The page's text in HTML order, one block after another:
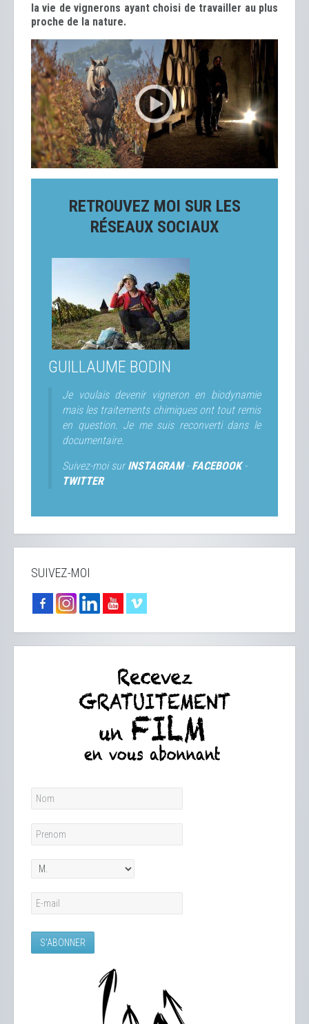
la vie de vignerons ayant choisi de travailler au plus
proche de la nature.
RETROUVEZ MOI SUR LES
RÉSEAUX SOCIAUX
GUILLAUME BODIN
Je voulais devenir vigneron en biodynamie
mais les traitements chimiques ont tout remis
en question. Je me suis reconverti dans le
documentaire.
Suivez-moi surINSTAGRAM- FACEBOOK-
TWITTER
SUIVEZ-MOI